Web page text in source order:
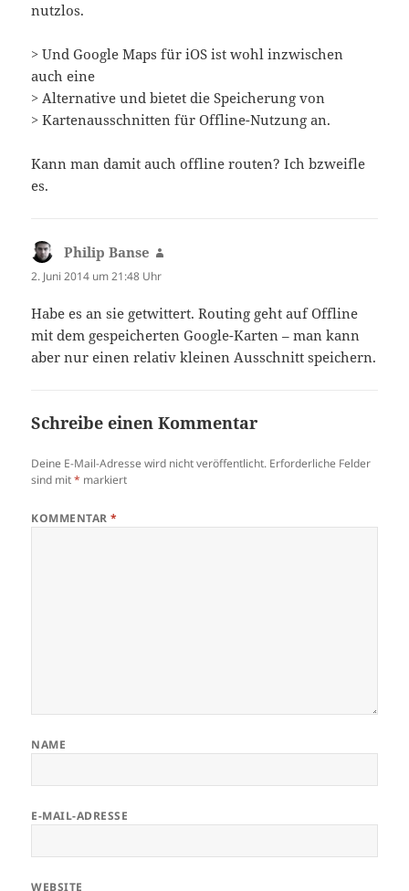
nutzlos.
> Und Google Maps für iOS ist wohl inzwischen
auch eine
> Alternative und bietet die Speicherung von
> Kartenausschnitten für Offline-Nutzung an.
Kann man damit auch offline routen? Ich bzweifle
es.
Philip Banse
2. Juni 2014 um 21:48 Uhr
Habe es an sie getwittert. Routing geht auf Offline
mit dem gespeicherten Google-Karten – man kann
aber nur einen relativ kleinen Ausschnitt speichern.
Schreibe einen Kommentar
Deine E-Mail-Adresse wird nicht veröffentlicht. Erforderliche Felder
sind mit* markiert
KOMMENTAR*
NAME
E-MAIL-ADRESSE
WEBSITE